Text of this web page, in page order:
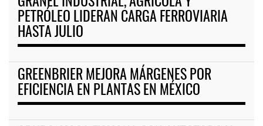
PETRÓLEO LIDERAN CARGA FERROVIARIA
HASTA JULIO
GREENBRIER MEJORA MÁRGENES POR
EFICIENCIA EN PLANTAS EN MÉXICO